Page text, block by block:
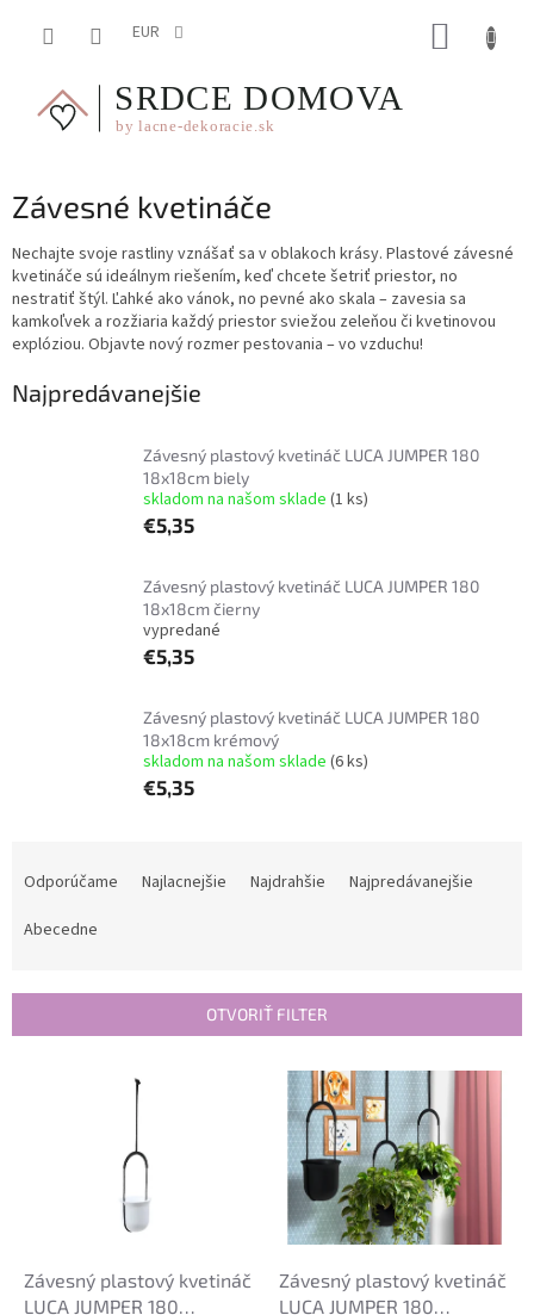
EUR
Závesné kvetináče
Nechajte svoje rastliny vznášať sa v oblakoch krásy. Plastové závesné
kvetináče sú ideálnym riešením, keď chcete šetriť priestor, no
nestratiť štýl. Ľahké ako vánok, no pevné ako skala – zavesia sa
kamkoľvek a rozžiaria každý priestor sviežou zeleňou či kvetinovou
explóziou. Objavte nový rozmer pestovania – vo vzduchu!
Najpredávanejšie
Závesný plastový kvetináč LUCA JUMPER 180
18x18cm biely
skladom na našom sklade (1 ks)
€5,35
Závesný plastový kvetináč LUCA JUMPER 180
18x18cm čierny
vypredané
€5,35
Závesný plastový kvetináč LUCA JUMPER 180
18x18cm krémový
skladom na našom sklade (6 ks)
€5,35
p
Odporúčame Najlacnejšie Najdrahšie
Najpredávanejšie
Abecedne
OTVORIŤ FILTER
Závesný plastový kvetináč
LUCA JUMPER 180
Závesný plastový kvetináč
LUCA JUMPER 180